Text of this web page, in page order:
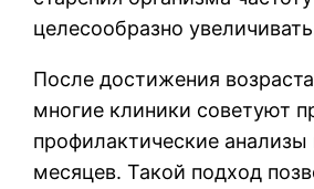
целесообразно
После достижения возраста
многие клиники советуют
профилактические
месяцев. Такой подход